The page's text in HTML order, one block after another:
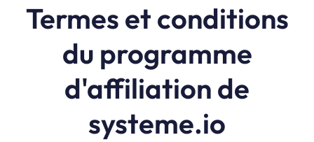
Termes et conditions
du programme
d'affiliation de
systeme.io